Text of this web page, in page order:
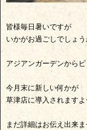
皆様毎日暑いですが
いかがお過ごしでしょう
アジアンガーデンから
今月末に新しい何かが
草津店に導入されます
まだ詳細はお伝え出来